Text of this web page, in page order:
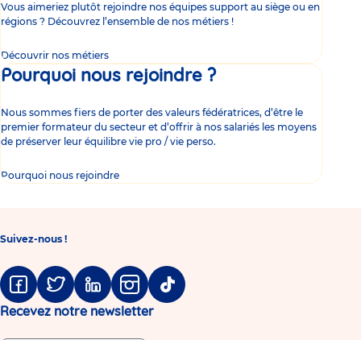
Vous aimeriez plutôt rejoindre nos équipes support au siège ou en
régions ? Découvrez l’ensemble de nos métiers !
Découvrir nos métiers
Pourquoi nous rejoindre ?
Nous sommes fiers de porter des valeurs fédératrices, d’être le
premier formateur du secteur et d’offrir à nos salariés les moyens
de préserver leur équilibre vie pro / vie perso.
Pourquoi nous rejoindre
Suivez-nous !
FacebookTwitter LinkedinInstagramTiktok
Recevez notre newsletter